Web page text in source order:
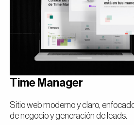
Time Manager
Sitio web moderno y claro,
de negocio y generación de leads.